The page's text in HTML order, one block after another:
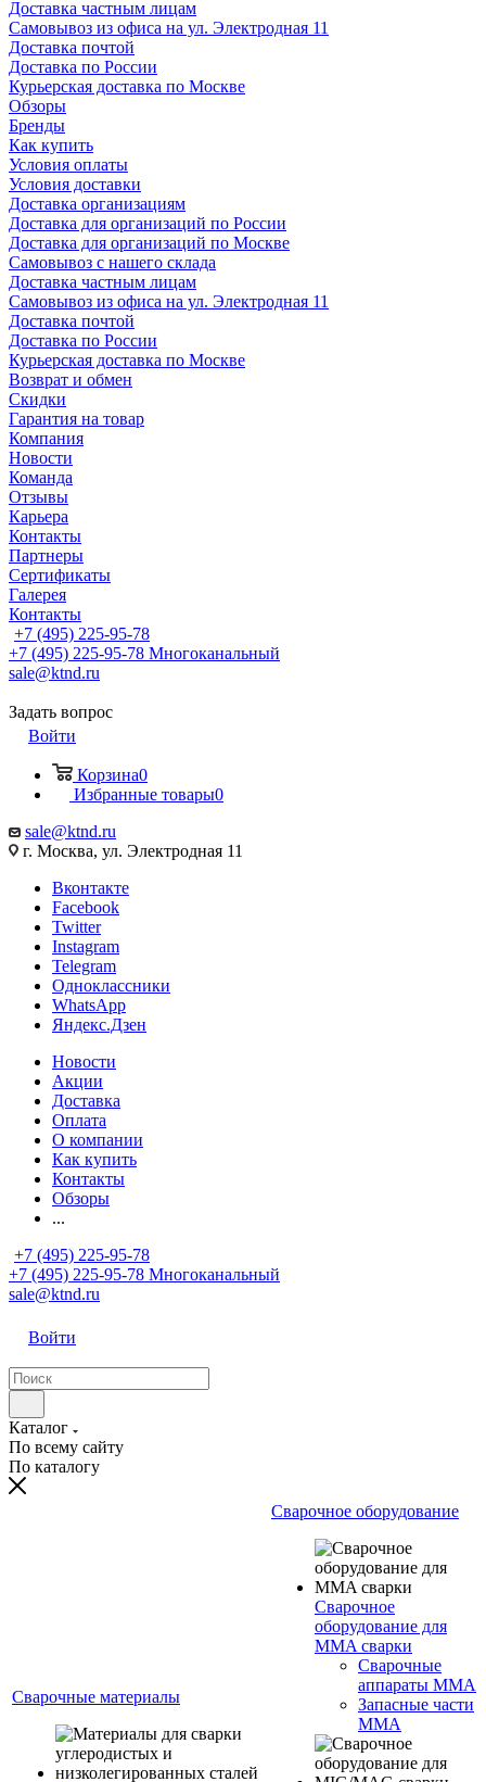
Доставка частным лицам
Самовывоз из офиса на ул. Электродная 11
Доставка почтой
Доставка по России
Курьерская доставка по Москве
Обзоры
Бренды
Как купить
Условия оплаты
Условия доставки
Доставка организациям
Доставка для организаций по России
Доставка для организаций по Москве
Самовывоз с нашего склада
Доставка частным лицам
Самовывоз из офиса на ул. Электродная 11
Доставка почтой
Доставка по России
Курьерская доставка по Москве
Возврат и обмен
Скидки
Гарантия на товар
Компания
Новости
Команда
Отзывы
Карьера
Контакты
Партнеры
Сертификаты
Галерея
Контакты
+7 (495) 225-95-78
+7 (495) 225-95-78 Многоканальный
sale@ktnd.ru
Задать вопрос
Войти
Корзина0
Избранные товары0
sale@ktnd.ru
г. Москва, ул. Электродная 11
Вконтакте
Facebook
Twitter
Instagram
Telegram
Одноклассники
WhatsApp
Яндекс.Дзен
Новости
Акции
Доставка
Оплата
О компании
Как купить
Контакты
Обзоры
...
+7 (495) 225-95-78
+7 (495) 225-95-78 Многоканальный
sale@ktnd.ru
Войти
Каталог
По всему сайту
По каталогу
Сварочные материалы
Сварочное оборудование
Сварочное
оборудование для
MMA сварки
Сварочные
аппараты MMA
Запасные части
MMA